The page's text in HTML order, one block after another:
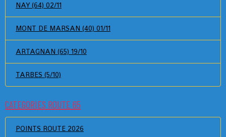
NAY (64) 02/11
MONT DE MARSAN (40) 01/11
ARTAGNAN (65) 19/10
TARBES (5/10)
CATEGORIES ROUTE 65
POINTS ROUTE 2026